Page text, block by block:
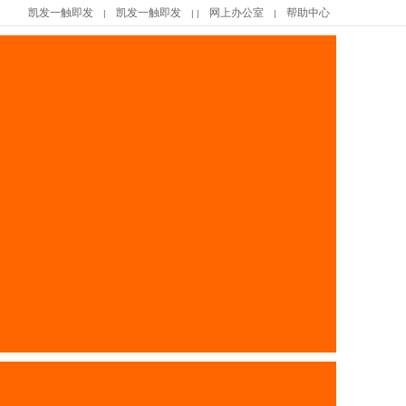
凯发一触即发 | 凯发一触即发 | | 网上办公室 | 帮助中心